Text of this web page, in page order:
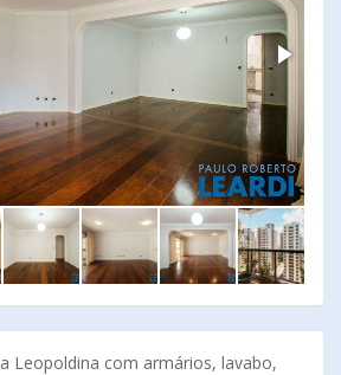
Leopoldina com armários, lavabo,